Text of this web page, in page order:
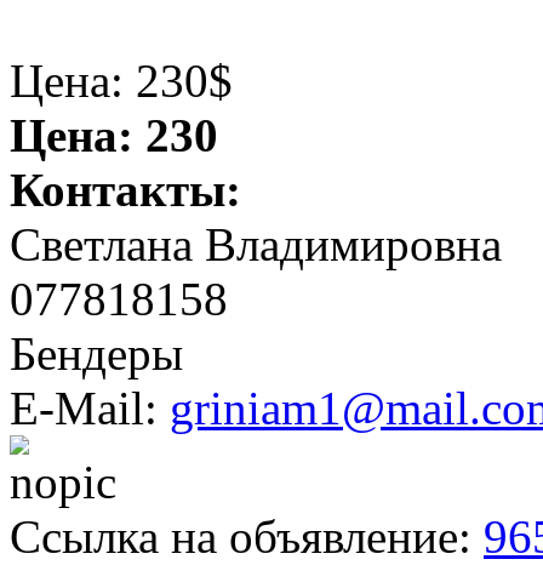
Цена: 230$
Цена: 230
Контакты:
Светлана Владимировна
077818158
Бендеры
E-Mail:
Ссылка на объявление: